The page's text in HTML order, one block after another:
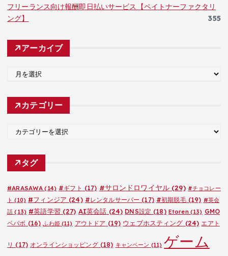
フリーランス向け報酬即日払いサービス【ペイトナーファクタリ
ング】
355
アーカイブ
カ
カテゴリー
ゴ
タグ
#ARASAWA (14) #ギフト (17) #サロンドロワイヤル(29) #チョコレー
ト (10) #フィンジア (24) #レンタルサーバー (17) #初期脱毛(19) #英会
話 (13) #英語学習 (27) AI英会話 (24) DNS設定 (18) Etoren(13) GMO
ペパボ (16) ふわ姫(11) アウトドア (19) ウェブホスティング (24) エアト
リ (17) オンラインショッピング(18) キャンペーン (11) ゲーム